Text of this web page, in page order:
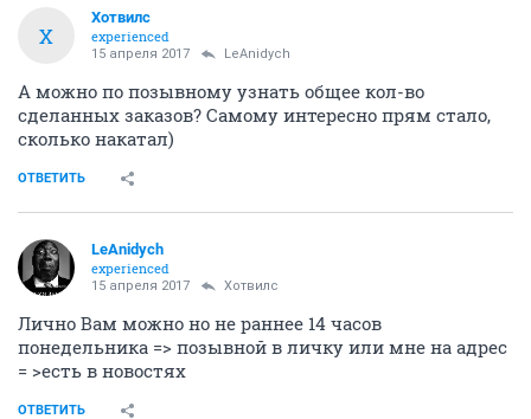
Х
Хотвилс
experienced
15 апреля 2017 LeAnidych
А можно по позывному узнать общее кол-во
сделанных заказов? Самому интересно прям стало,
сколько накатал)
ОТВЕТИТЬ
LeAnidych
experienced
15 апреля 2017 Хотвилс
Лично Вам можно но не раннее 14 часов
понедельника => позывной в личку или мне на адрес
= >есть в новостях
ОТВЕТИТЬ